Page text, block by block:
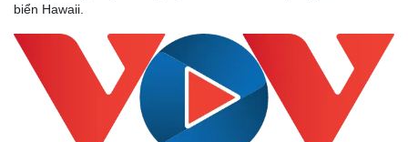
Sức khỏe
Dinh dưỡng - món ngon
Cây thuốc
Sản phụ khoa
Nhi khoa
Nam khoa
Làm đẹp - giảm cân
Nhà đẹp
Tình yêu - Gia đình
biển Hawaii.